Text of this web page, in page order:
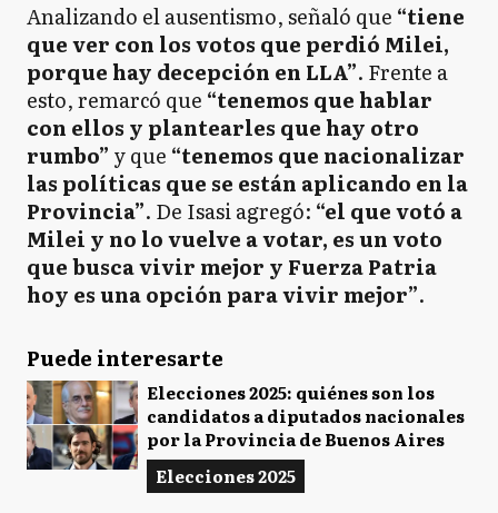
Analizando el ausentismo, señaló que “tiene
que ver con los votos que perdió Milei,
porque hay decepción en LLA”. Frente a
esto, remarcó que “tenemos que hablar
con ellos y plantearles que hay otro
rumbo” y que “tenemos que nacionalizar
las políticas que se están aplicando en la
Provincia”. De Isasi agregó: “el que votó a
Milei y no lo vuelve a votar, es un voto
que busca vivir mejor y Fuerza Patria
hoy es una opción para vivir mejor”.
Puede interesarte
Elecciones 2025: quiénes son los
candidatos a diputados nacionales
por la Provincia de Buenos Aires
Elecciones 2025